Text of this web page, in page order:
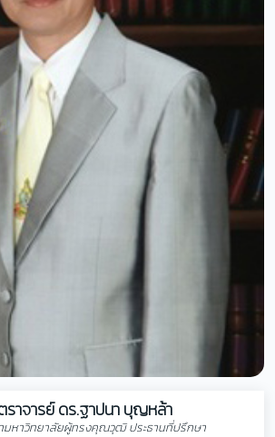
ราจารย์ ดร.ฐาปนา บุญหล้า
มหาวิทยาลัยผู้ทรงคุณวุฒิ ประธานที่ปรึกษา